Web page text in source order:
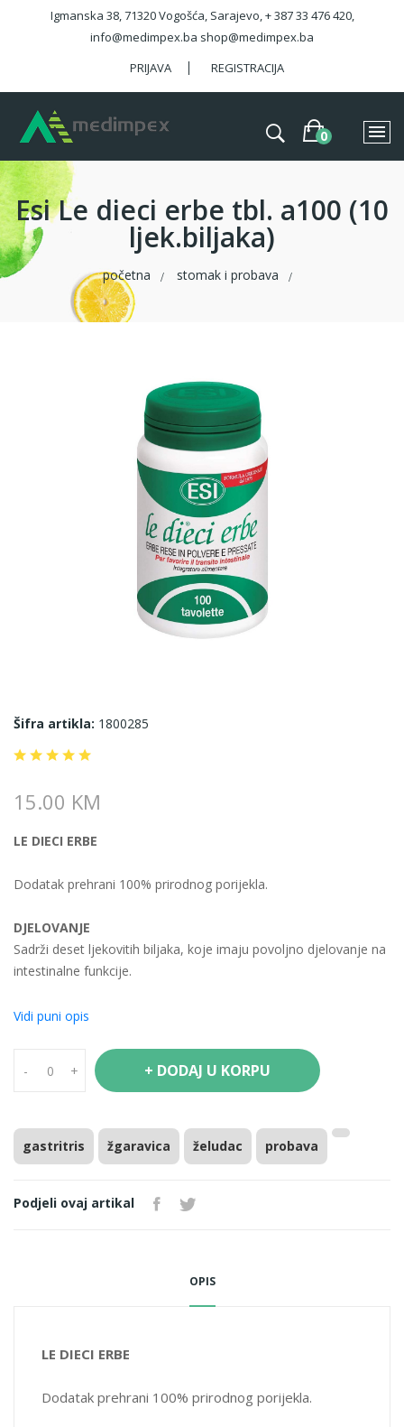
Igmanska 38, 71320 Vogošća, Sarajevo, + 387 33 476 420,
info@medimpex.ba shop@medimpex.ba
PRIJAVA
REGISTRACIJA
Esi Le dieci erbe tbl. a100 (10
ljek.biljaka)
početna stomak i probava
Šifra artikla: 1800285
15.00 KM
LE DIECI ERBE
Dodatak prehrani 100% prirodnog porijekla.
DJELOVANJE
Sadrži deset ljekovitih biljaka, koje imaju povoljno djelovanje na
intestinalne funkcije.
nadutosti i oslabljene funkcije jetre i žuči.
Kompresovani prašak deset biljaka: aloe, komorač, sena, slatki
NAČIN UPOTREBE
1-3 tablete uvečer prije spavanja.
Sastav u dnevnoj dozi
maslačak korijen: 32 mg
rabarbara korijen: 32 mg
Vidi puni opis
- + + DODAJ U KORPU
gastritris žgaravica želudac probava
Podjeli ovaj artikal
OPIS
LE DIECI ERBE
Dodatak prehrani 100% prirodnog porijekla.